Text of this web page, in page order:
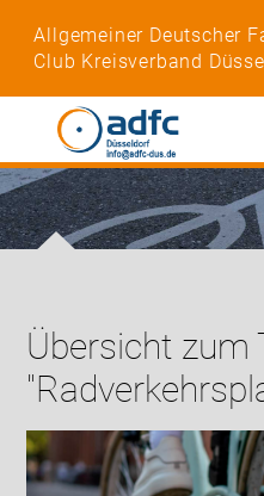
Allgemeiner Deutscher
Club Kreisverband
Übersicht zum